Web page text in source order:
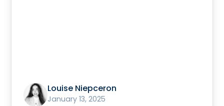
Louise Niepceron
January 13, 2025